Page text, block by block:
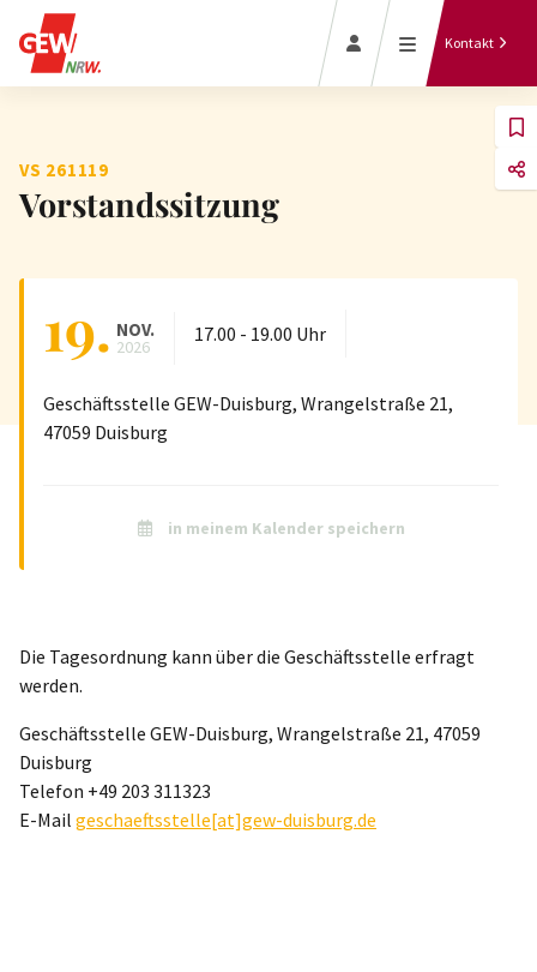
Kontakt
werden
GEW Duisburg
Personalrat und
Ruhegehalt
VS 261119
Vorstandssitzung
19. NOV.
2026
17.00 - 19.00 Uhr
Geschäftsstelle GEW-Duisburg, Wrangelstraße 21,
47059 Duisburg
in meinem Kalender speichern
Die Tagesordnung kann über die Geschäftsstelle erfragt
werden.
Geschäftsstelle GEW-Duisburg, Wrangelstraße 21, 47059
Duisburg
Telefon +49 203 311323
E-Mail geschaeftsstelle[at]gew-duisburg.de